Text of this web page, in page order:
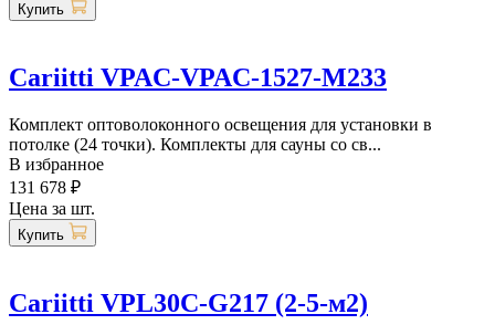
Купить
Cariitti VPAC-VPAC-1527-M233
Комплект оптоволоконного освещения для установки в
потолке (24 точки). Комплекты для сауны со св...
В избранное
131 678 ₽
Цена за шт.
Купить
Cariitti VPL30С-G217 (2-5-м2)